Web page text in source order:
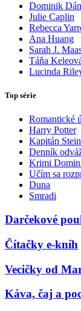
Dominik Dán
Julie Caplin
Rebecca
Ana Huang
Sarah J.
Táňa
Lucinda
Top série
Romantické
Harry Potter
Kapitán
Denník
Krimi
Učím sa
Duna
Smradi
Darčekové
Čítačky e-kníh
Vecičky od
Káva, čaj a